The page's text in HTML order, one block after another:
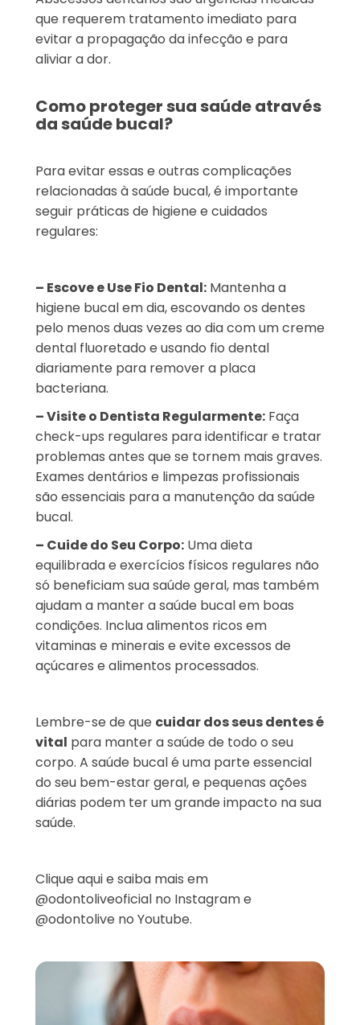
que requerem tratamento imediato para
evitar a propagação da infecção e para
aliviar a dor.
Como proteger sua saúde através
da saúde bucal?
Para evitar essas e outras complicações
relacionadas à saúde bucal, é importante
seguir práticas de higiene e cuidados
regulares:
– Escove e Use Fio Dental: Mantenha a
higiene bucal em dia, escovando os dentes
pelo menos duas vezes ao dia com um creme
dental fluoretado e usando fio dental
diariamente para remover a placa
bacteriana.
– Visite o Dentista Regularmente: Faça
check-ups regulares para identificar e tratar
problemas antes que se tornem mais graves.
Exames dentários e limpezas profissionais
são essenciais para a manutenção da saúde
bucal.
– Cuide do Seu Corpo: Uma dieta
equilibrada e exercícios físicos regulares não
só beneficiam sua saúde geral, mas também
ajudam a manter a saúde bucal em boas
condições. Inclua alimentos ricos em
vitaminas e minerais e evite excessos de
açúcares e alimentos processados.
Lembre-se de que cuidar dos seus dentes é
vital para manter a saúde de todo o seu
corpo. A saúde bucal é uma parte essencial
do seu bem-estar geral, e pequenas ações
diárias podem ter um grande impacto na sua
saúde.
Clique aqui e saiba mais em
@odontoliveoficial no Instagrame
@odontolive no Youtube.